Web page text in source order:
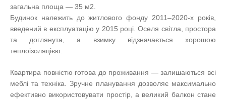
загальна площа — 35 м2.
Будинок належить до житлового фонду 2011–2020-х років,
введений в експлуатацію у 2015 році. Оселя світла, простора
та доглянута, а взимку відзначається хорошою
теплоізоляцією.
Квартира повністю готова до проживання — залишаються всі
меблі та техніка. Зручне планування дозволяє максимально
ефективно використовувати простір, а великий балкон стане